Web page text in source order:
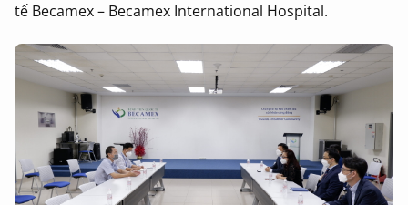
tế Becamex – Becamex International Hospital.